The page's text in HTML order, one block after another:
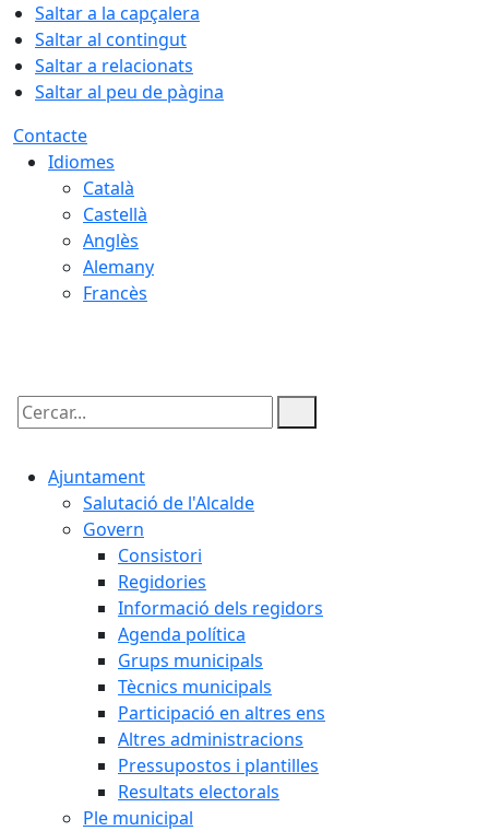
Saltar a la capçalera
Saltar al contingut
Saltar a relacionats
Saltar al peu de pàgina
Contacte
Idiomes
Català
Castellà
Anglès
Alemany
Francès
Cercar:
Ajuntament
Salutació de l'Alcalde
Govern
Consistori
Regidories
Informació dels regidors
Agenda política
Grups municipals
Tècnics municipals
Participació en altres ens
Altres administracions
Pressupostos i plantilles
Resultats electorals
Ple municipal